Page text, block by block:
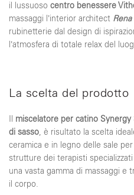
il lussuoso centro benessere
massaggi l’interior architect
rubinetterie dal design di
l’atmosfera di totale relax del
La scelta del prodotto
miscelatore per catino Synergy
di sasso, è risultato la scelta
ceramica e in legno delle sale
strutture dei terapisti
una vasta gamma di massaggi
il corpo.